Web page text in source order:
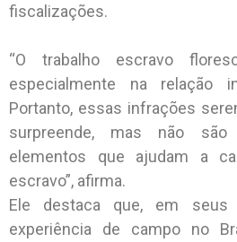
fiscalizações.
“O trabalho escravo
especialmente na relação
Portanto, essas infrações
surpreende, mas não são
elementos que ajudam a
escravo”, afirma.
Ele destaca que, em
experiência de campo no